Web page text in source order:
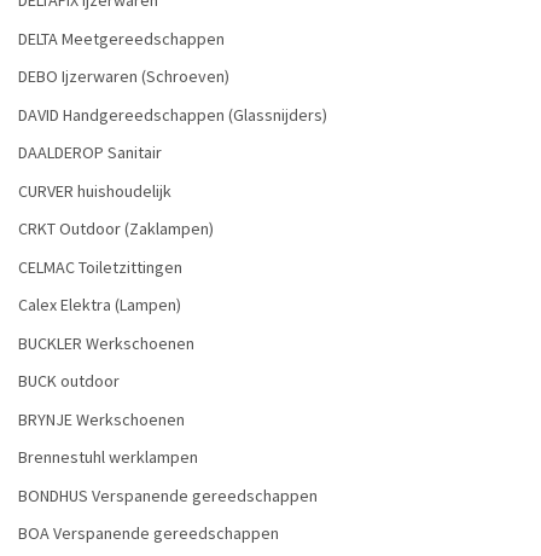
DELTA Meetgereedschappen
DEBO Ijzerwaren (Schroeven)
DAVID Handgereedschappen (Glassnijders)
DAALDEROP Sanitair
CURVER huishoudelijk
CRKT Outdoor (Zaklampen)
CELMAC Toiletzittingen
Calex Elektra (Lampen)
BUCKLER Werkschoenen
BUCK outdoor
BRYNJE Werkschoenen
Brennestuhl werklampen
BONDHUS Verspanende gereedschappen
BOA Verspanende gereedschappen